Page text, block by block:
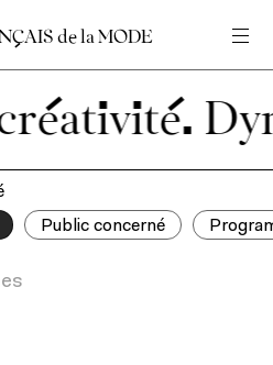
delaMODE
delaMODE
recherche
Public concerné